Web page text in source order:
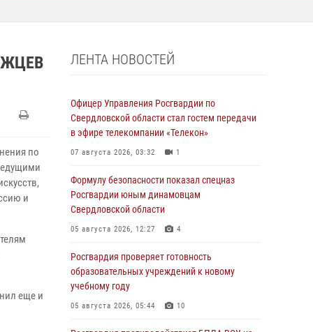
по
и
еще и
ЛЕНТА НОВОСТЕЙ
Офицер Управления Росгвардии по
Свердловской области стал гостем передачи
в эфире телекомпании «Телекон»
07 августа 2026, 03:32 1
Формулу безопасности показал спецназ
Росгвардии юным динамовцам
Свердловской области
05 августа 2026, 12:27 4
Росгвардия проверяет готовность
образовательных учреждений к новому
учебному году
05 августа 2026, 05:44 10